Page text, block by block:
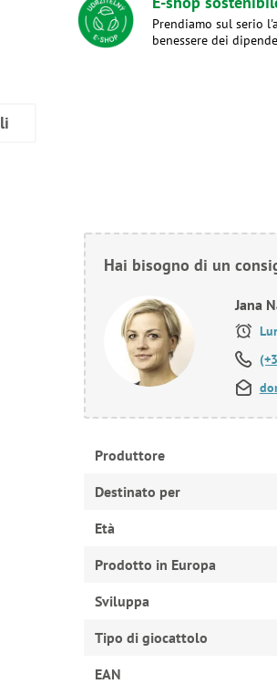
Prendiamo sul serio
benessere dei
Hai bisogno di un
Jana
Produttore
Destinato per
Età
Prodotto in Europa
Sviluppa
Tipo di giocattolo
EAN